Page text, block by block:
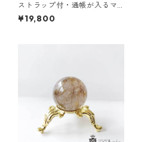
ストラップ付・通帳が入るマ
ットクロコの長財布（全3色）
¥19,800